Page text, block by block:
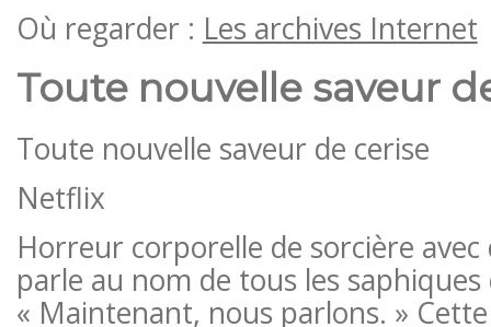
Où regarder : Les archives Internet
Toute nouvelle saveur
Toute nouvelle saveur de cerise
Netflix
Horreur corporelle de sorcière avec
parle au nom de tous les
« Maintenant, nous parlons. »